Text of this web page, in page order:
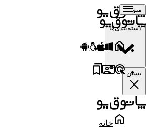
منو
دسته‌بندی‌ها
بستن
خانه